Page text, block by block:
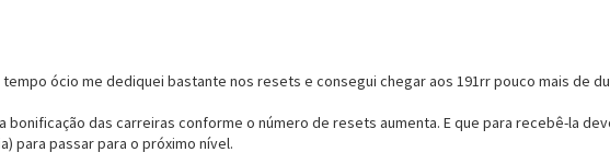
ócio me dediquei bastante nos resets e consegui chegar aos 191rr pouco mais de
bonificação das carreiras conforme o número de resets aumenta. E que para recebê-la
para passar para o próximo nível.